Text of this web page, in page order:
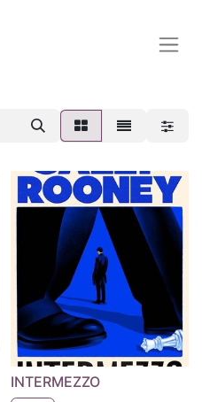
INTERMEZZO